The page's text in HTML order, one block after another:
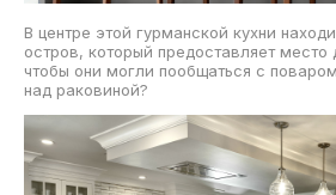
В центре этой гурманской кухни
остров, который предоставляет место
чтобы они могли пообщаться с
над раковиной?